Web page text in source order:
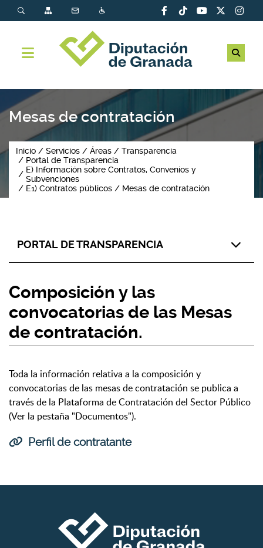
Mesas de contratación
Inicio Servicios Áreas
Transparencia
Portal de Transparencia
E) Información sobre Contratos, Convenios y
Subvenciones
E1) Contratos públicos
Mesas de contratación
PORTAL DE TRANSPARENCIA
Composición y las
convocatorias de las Mesas
de contratación.
Toda la información relativa a la composición y
convocatorias de las mesas de contratación se publica a
través de la Plataforma de Contratación del Sector Público
(Ver la pestaña "Documentos").
Perfil de contratante